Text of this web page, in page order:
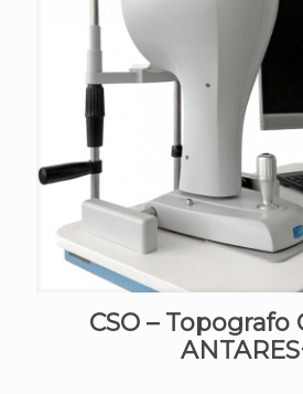
CSO – Topografo